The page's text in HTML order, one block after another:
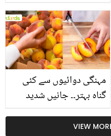
سے متعلق غلط فہمیوں کی
حقیقت کیا ہے اور افواہ
کیا؟
مہنگی دوائیوں سے کئی
گناہ بہتر۔۔ جانیں شدید
کیوں کھانا چاہیے؟
VIEW